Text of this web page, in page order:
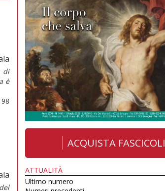
di
è
ACQUISTA FASCICOLI
ATTUALITÀ
Ultimo numero